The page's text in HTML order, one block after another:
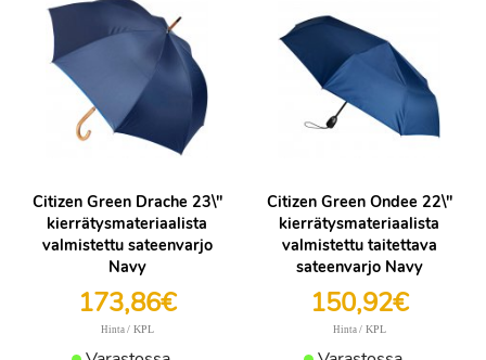
Citizen Green Drache 23\"
kierrätysmateriaalista
valmistettu sateenvarjo
Navy
173,86€
Hinta / KPL
Citizen Green Ondee 22\"
kierrätysmateriaalista
valmistettu taitettava
sateenvarjo Navy
150,92€
Hinta / KPL